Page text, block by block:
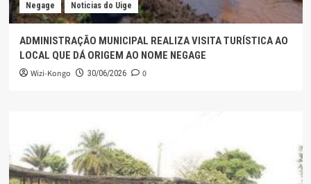
Negage Noticias do Uige
ADMINISTRAÇÃO MUNICIPAL REALIZA VISITA TURÍSTICA AO
LOCAL QUE DÁ ORIGEM AO NOME NEGAGE
Wizi-Kongo 30/06/2026 0